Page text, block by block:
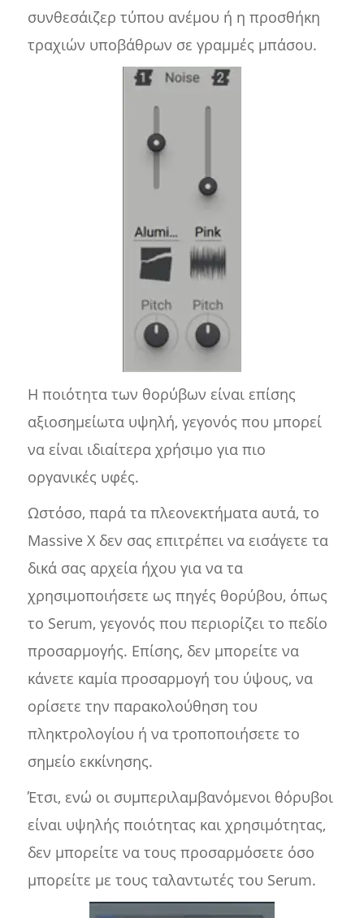
συνθεσάιζερ τύπου ανέμου ή η προσθήκη
τραχιών υποβάθρων σε γραμμές μπάσου.
Η ποιότητα των θορύβων είναι επίσης
αξιοσημείωτα υψηλή, γεγονός που μπορεί
να είναι ιδιαίτερα χρήσιμο για πιο
οργανικές υφές.
Ωστόσο, παρά τα πλεονεκτήματα αυτά, το
Massive X δεν σας επιτρέπει να εισάγετε τα
δικά σας αρχεία ήχου για να τα
χρησιμοποιήσετε ως πηγές θορύβου, όπως
το Serum, γεγονός που περιορίζει το πεδίο
προσαρμογής. Επίσης, δεν μπορείτε να
κάνετε καμία προσαρμογή του ύψους, να
ορίσετε την παρακολούθηση του
πληκτρολογίου ή να τροποποιήσετε το
σημείο εκκίνησης.
Έτσι, ενώ οι συμπεριλαμβανόμενοι θόρυβοι
είναι υψηλής ποιότητας και χρησιμότητας,
δεν μπορείτε να τους προσαρμόσετε όσο
μπορείτε με τους ταλαντωτές του Serum.